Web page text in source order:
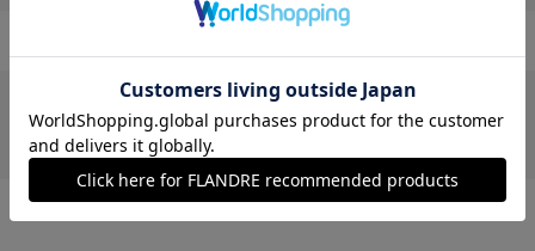
カーキ ￥11,220 (税込)